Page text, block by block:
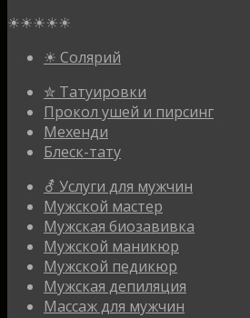
☀☀☀☀☀
☀ Солярий
✮ Татуировки
Прокол ушей и пирсинг
Мехенди
Блеск-тату
⚦ Услуги для мужчин
Мужской мастер
Мужская биозавивка
Мужской маникюр
Мужской педикюр
Мужская депиляция
Массаж для мужчин